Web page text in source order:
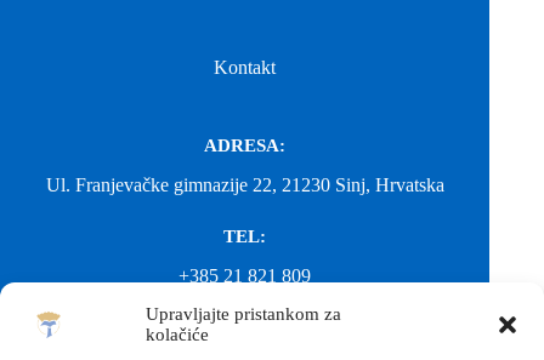
Upravljajte pristankom za
kolačiće
Kontakt
ADRESA:
Ul. Franjevačke gimnazije 22, 21230 Sinj, Hrvatska
TEL:
+385 21 821 809
EMAIL: